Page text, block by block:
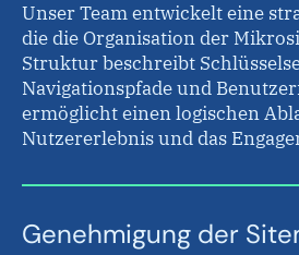
Unser Team entwickelt eine
die die Organisation der
Struktur beschreibt
Navigationspfade und
ermöglicht einen logischen
Nutzererlebnis und das
Genehmigung der